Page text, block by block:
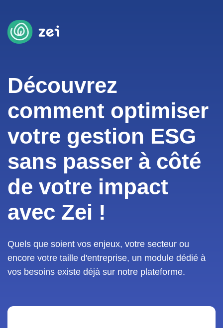
Découvrez
comment optimiser
votre gestion ESG
sans passer à côté
de votre impact
avec Zei !
Quels que soient vos enjeux, votre secteur ou
encore votre taille d'entreprise, un module dédié à
vos besoins existe déjà sur notre plateforme.